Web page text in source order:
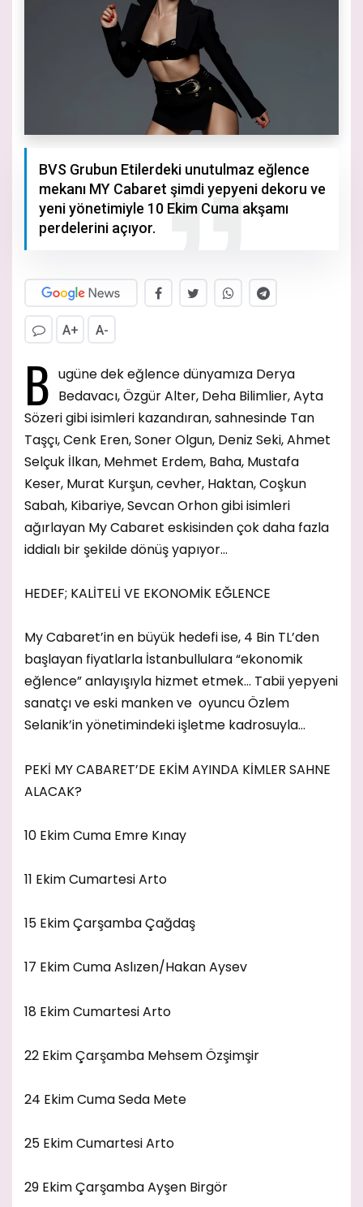
BVS Grubun Etilerdeki unutulmaz eğlence
mekanı MY Cabaret şimdi yepyeni dekoru ve
yeni yönetimiyle 10 Ekim Cuma akşamı
perdelerini açıyor.
A+ A-
B ugüne dek eğlence dünyamıza Derya
Bedavacı, Özgür Alter, Deha Bilimlier, Ayta
Sözeri gibi isimleri kazandıran, sahnesinde Tan
Taşçı, Cenk Eren, Soner Olgun, Deniz Seki, Ahmet
Selçuk İlkan, Mehmet Erdem, Baha, Mustafa
Keser, Murat Kurşun, cevher, Haktan, Coşkun
Sabah, Kibariye, Sevcan Orhon gibi isimleri
ağırlayan My Cabaret eskisinden çok daha fazla
iddialı bir şekilde dönüş yapıyor…
HEDEF; KALİTELİ VE EKONOMİK EĞLENCE
My Cabaret’in en büyük hedefi ise, 4 Bin TL’den
başlayan fiyatlarla İstanbullulara “ekonomik
eğlence” anlayışıyla hizmet etmek… Tabii yepyeni
sanatçı ve eski manken ve oyuncu Özlem
Selanik’in yönetimindeki işletme kadrosuyla…
PEKİ MY CABARET’DE EKİM AYINDA KİMLER SAHNE
ALACAK?
10 Ekim Cuma Emre Kınay
11 Ekim Cumartesi Arto
15 Ekim Çarşamba Çağdaş
17 Ekim Cuma Aslızen/Hakan Aysev
18 Ekim Cumartesi Arto
22 Ekim Çarşamba Mehsem Özşimşir
24 Ekim Cuma Seda Mete
25 Ekim Cumartesi Arto
29 Ekim Çarşamba Ayşen Birgör